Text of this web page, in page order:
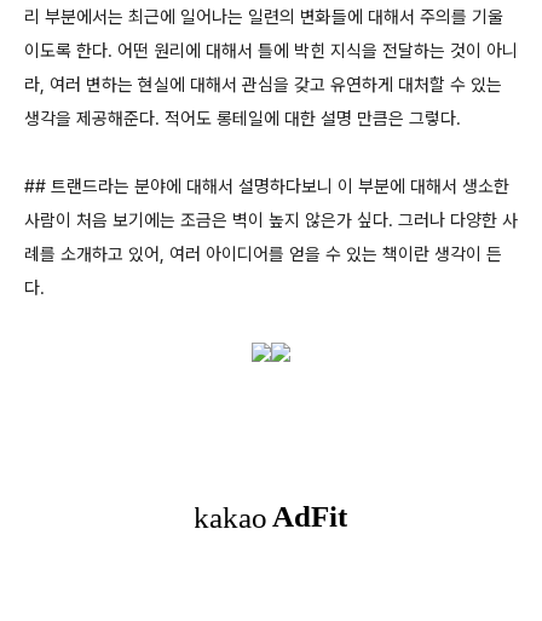
리 부분에서는 최근에 일어나는 일련의 변화들에 대해서 주의를 기울
이도록 한다. 어떤 원리에 대해서 틀에 박힌 지식을 전달하는 것이 아니
라, 여러 변하는 현실에 대해서 관심을 갖고 유연하게 대처할 수 있는
생각을 제공해준다. 적어도 롱테일에 대한 설명 만큼은 그렇다.
## 트랜드라는 분야에 대해서 설명하다보니 이 부분에 대해서 생소한
사람이 처음 보기에는 조금은 벽이 높지 않은가 싶다. 그러나 다양한 사
례를 소개하고 있어, 여러 아이디어를 얻을 수 있는 책이란 생각이 든
다.